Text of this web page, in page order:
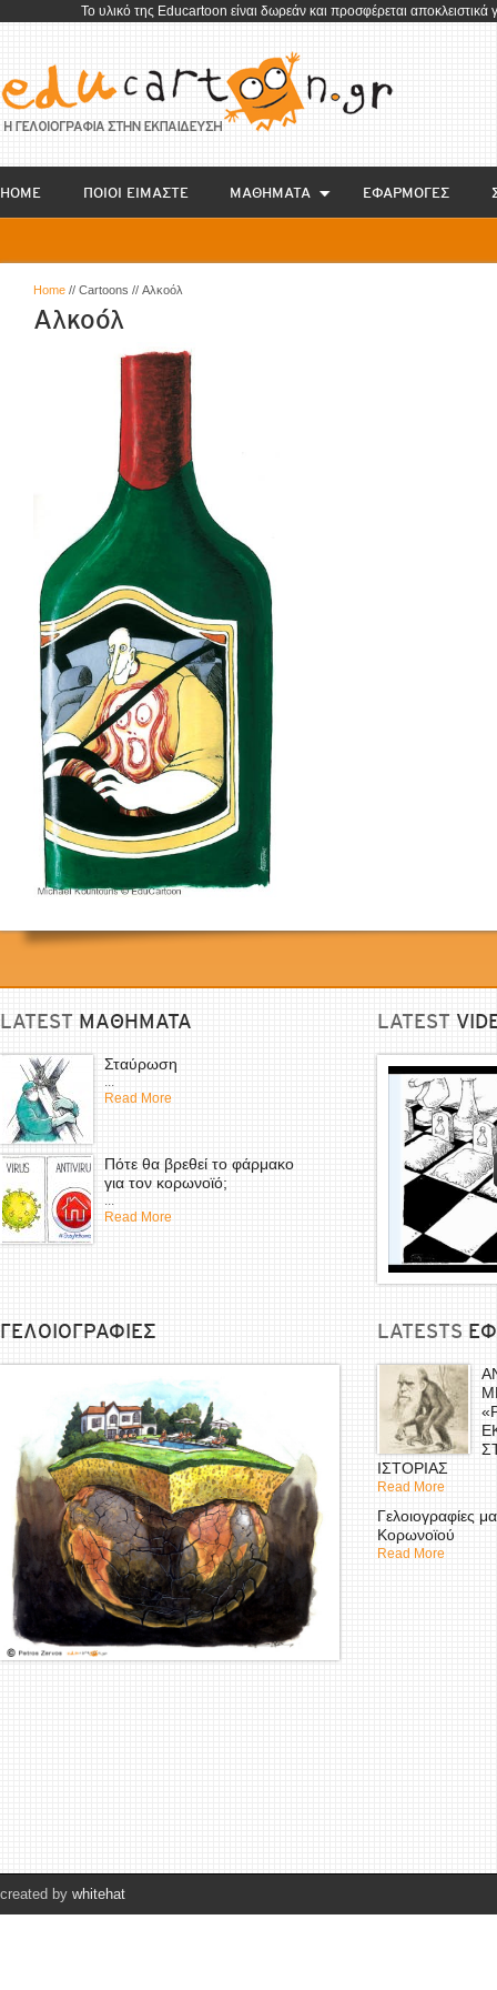
To υλικό της Educartoon είναι δωρεάν και προσφέρεται
HOME ΠΟΙΟΙ ΕΙΜΑΣΤΕ ΜΑΘΗΜΑΤΑ EΦΑΡΜΟΓΕΣ
Home // Cartoons // Αλκοόλ
Αλκοόλ
LATEST ΜΑΘΗΜΑΤΑ
Σταύρωση
...
Read More
Πότε θα βρεθεί το φάρμακο
για τον κορωνοϊό;
...
Read More
LATEST
ΓΕΛΟΙΟΓΡΑΦΙΕΣ LATESTS
ΙΣΤΟΡΙΑΣ
Read More
Γελοιογραφίες
Κορωνοϊού
Read More
created by whitehat